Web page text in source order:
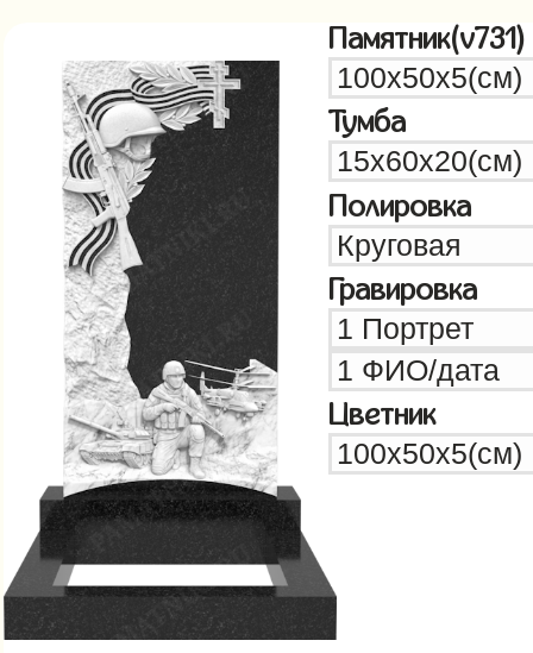
Памятник(v731)
Тумба
Полировка
Гравировка
Цветник